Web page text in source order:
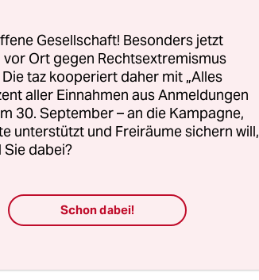
mächtiges
die Älteren
- das Areal
hat hier das
Zellen seine
den
Fuchs.
Gesellschaft! Besonders jetzt
Ort gegen Rechtsextremismus
taz kooperiert daher mit „Alles
aller Einnahmen aus Anmeldungen
30. September – an die Kampagne,
unterstützt und Freiräume sichern will,
dabei?
Schon dabei!